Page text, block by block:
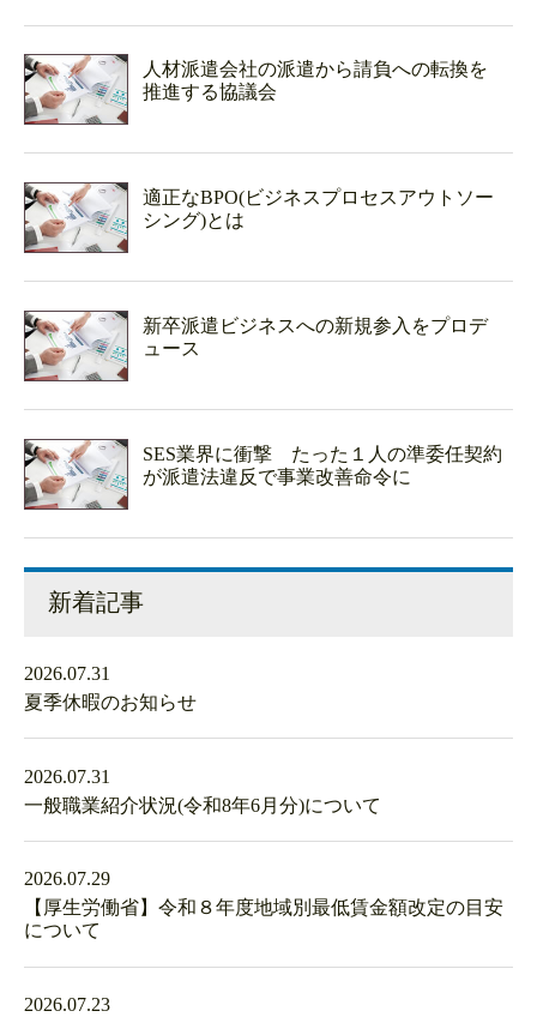
人材派遣会社の派遣から請負への転換を
推進する協議会
適正なBPO(ビジネスプロセスアウトソー
シング)とは
新卒派遣ビジネスへの新規参入をプロデ
ュース
SES業界に衝撃 たった１人の準委任契約
が派遣法違反で事業改善命令に
新着記事
2026.07.31
夏季休暇のお知らせ
2026.07.31
一般職業紹介状況(令和8年6月分)について
2026.07.29
【厚生労働省】令和８年度地域別最低賃金額改定の目安
について
2026.07.23